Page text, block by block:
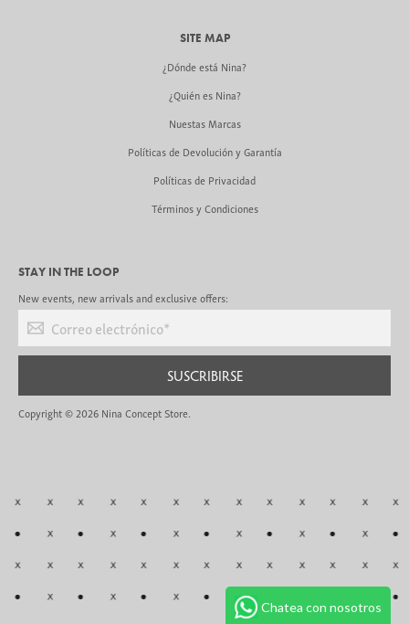
SITE MAP
¿Dónde está Nina?
¿Quién es Nina?
Nuestas Marcas
Políticas de Devolución y Garantía
Políticas de Privacidad
Términos y Condiciones
STAY IN THE LOOP
New events, new arrivals and exclusive offers:
Correo electrónico
SUSCRIBIRSE
Copyright © 2026 Nina Concept Store.
Chatea con nosotros